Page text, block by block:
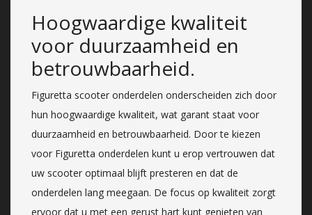
Hoogwaardige kwaliteit
voor duurzaamheid en
betrouwbaarheid.
Figuretta scooter onderdelen onderscheiden zich door
hun hoogwaardige kwaliteit, wat garant staat voor
duurzaamheid en betrouwbaarheid. Door te kiezen
voor Figuretta onderdelen kunt u erop vertrouwen dat
uw scooter optimaal blijft presteren en dat de
onderdelen lang meegaan. De focus op kwaliteit zorgt
ervoor dat u met een gerust hart kunt genieten van